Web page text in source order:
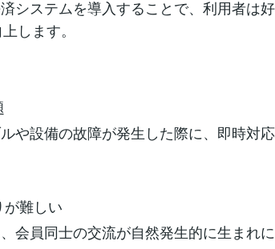
システムを導入することで、利用者は
します。
や設備の故障が発生した際に、即時対
難しい
会員同士の交流が自然発生的に生まれ